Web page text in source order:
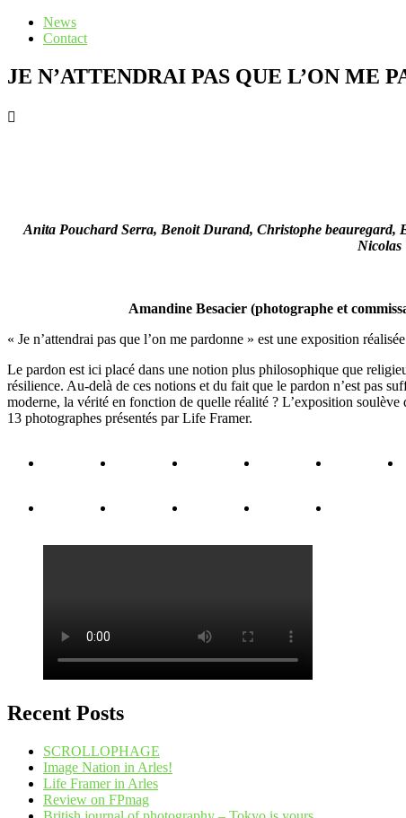
News
Contact
JE N’ATTENDRAI PAS QUE L’ON ME
Anita Pouchard Serra, Benoit Durand, Christophe
Nicolas
Amandine Besacier (photographe et
« Je n’attendrai pas que l’on me pardonne » est une exposition
Le pardon est ici placé dans une notion plus philosophique que
résilience. Au-delà de ces notions et du fait que le pardon n’est pas
moderne, la vérité en fonction de quelle réalité ? L’exposition
13 photographes présentés par Life Framer.
Recent Posts
SCROLLOPHAGE
Image Nation in Arles!
Life Framer in Arles
Review on FPmag